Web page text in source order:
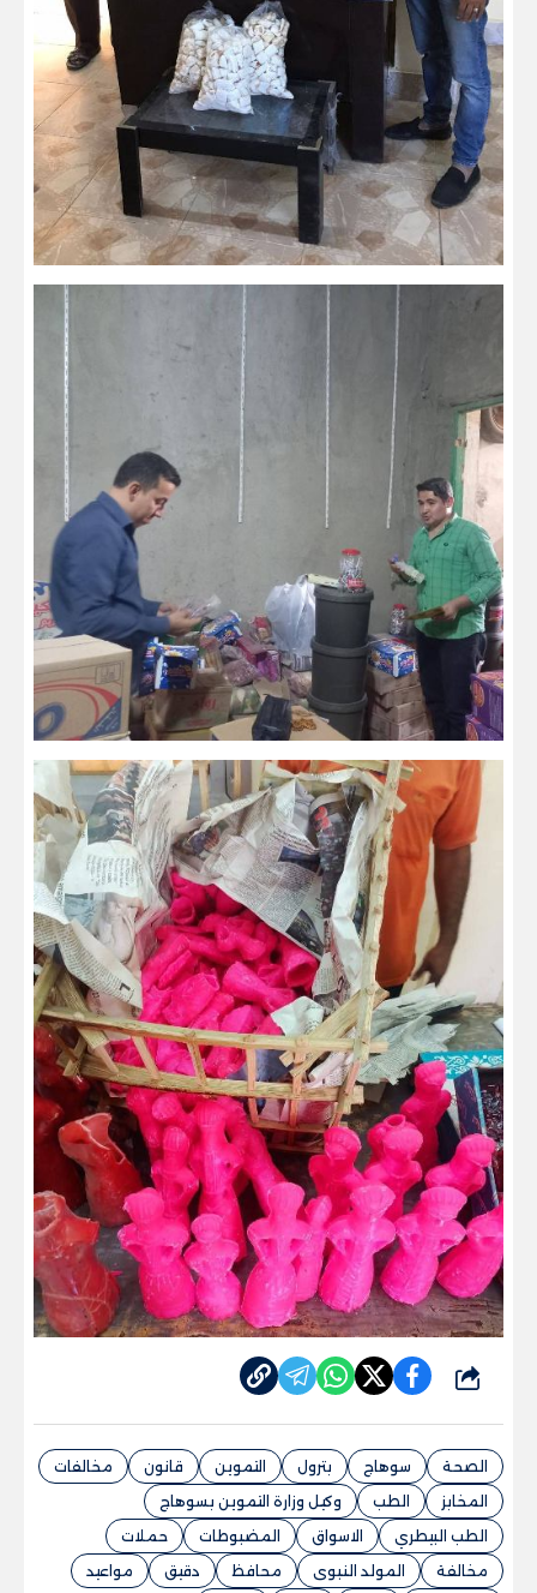
شارك
الصحة سوهاج بترول التموين قانون
مخالفات
المخابز
الطب
وكيل وزارة التموين بسوهاج
الطب البيطري
الاسواق المضبوطات
حملات
مخالفة
المولد النبوى محافظ دقيق
مواعيد